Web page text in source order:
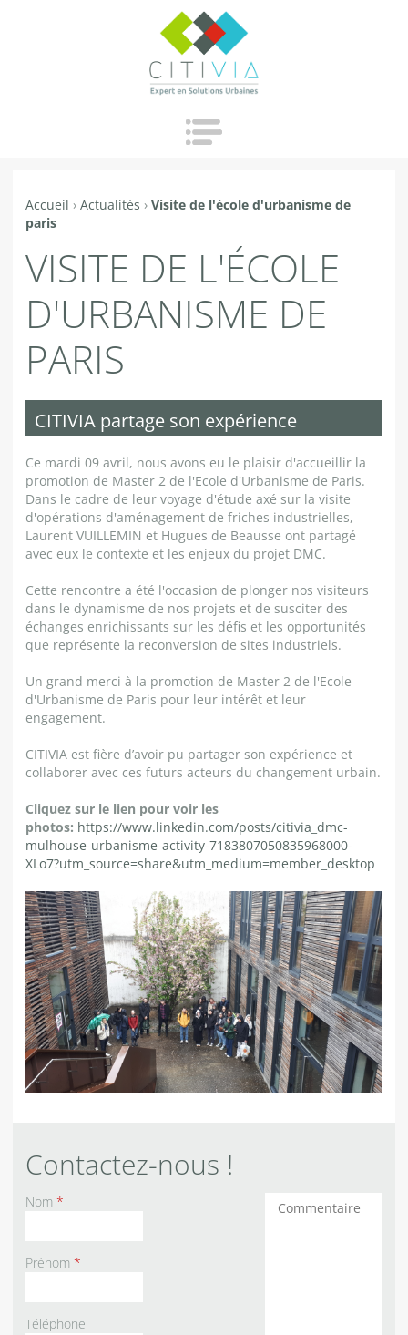
Jump to navigation
Vous
ici
Accueil › Actualités › Visite de l'école d'urbanisme de
paris
VISITE DE L'ÉCOLE
D'URBANISME DE
PARIS
CITIVIA partage son expérience
Ce mardi 09 avril, nous avons eu le plaisir d'accueillir la
promotion de Master 2 de l'Ecole d'Urbanisme de Paris.
Dans le cadre de leur voyage d'étude axé sur la visite
d'opérations d'aménagement de friches industrielles,
Laurent VUILLEMIN et Hugues de Beausse ont partagé
avec eux le contexte et les enjeux du projet DMC.
Cette rencontre a été l'occasion de plonger nos visiteurs
dans le dynamisme de nos projets et de susciter des
échanges enrichissants sur les défis et les opportunités
que représente la reconversion de sites industriels.
Un grand merci à la promotion de Master 2 de l'Ecole
d'Urbanisme de Paris pour leur intérêt et leur
engagement.
CITIVIA est fière d’avoir pu partager son expérience et
collaborer avec ces futurs acteurs du changement urbain.
Cliquez sur le lien pour voir les
photos: https://www.linkedin.com/posts/citivia_dmc-
mulhouse-urbanisme-activity-7183807050835968000-
XLo7?utm_source=share&utm_medium=member_desktop
Contactez-nous !
Nom *
Prénom *
Téléphone
Commentaires